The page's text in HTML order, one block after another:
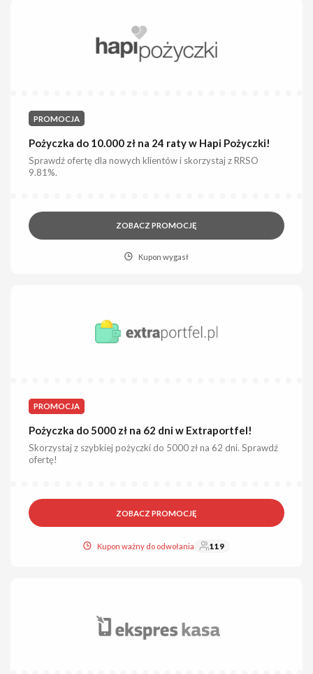
PROMOCJA
Pożyczka do 10.000 zł na 24 raty w Hapi Pożyczki!
Sprawdź ofertę dla nowych klientów i skorzystaj z RRSO
9.81%.
ZOBACZ PROMOCJĘ
Kupon wygasł
PROMOCJA
Pożyczka do 5000 zł na 62 dni w Extraportfel!
Skorzystaj z szybkiej pożyczki do 5000 zł na 62 dni. Sprawdź
ofertę!
ZOBACZ PROMOCJĘ
Kupon ważny do odwołania 119